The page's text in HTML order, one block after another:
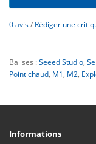
0 avis/ Rédiger une
Balises :Seeed Studio,
Point chaud, M1, M2,
Informations